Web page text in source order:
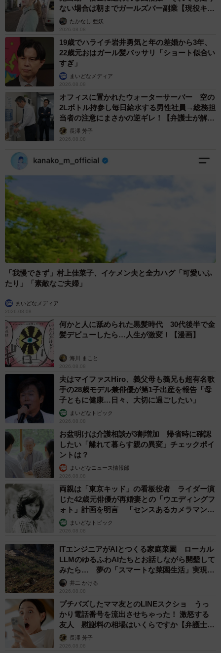
添い寝しながら、チラッと飼い主さんを見る横綱ちゃん（画像提供：よ
ない場合は朝までガールズバー副業【現役キャ
ストに取材】
たかなし 亜妖
2026.08.08
19歳でハライチ岩井勇気と年の差婚から3年、
22歳元おはガール髪バッサリ「ショート似合い
すぎ」
まいどなメディア
2026.08.08
オフィスに置かれたウォーターサーバー 空の
2Lボトル持参し毎日給水する男性社員→総務担
当者の注意にまさかの逆ギレ！【弁護士が解
説】長澤 芳子
2026.08.08
「我慢できず」村上佳菜子、イケメン夫と全力ハグ「可愛いふ
たり」「素敵なご夫婦」
まいどなメディア
2026.08.08
何かと人に舐められた黒髪時代 30代後半で金
髪デビューしたら…人生が激変！【漫画】
海川 まこと
2026.08.08
夫はマイファスHiro、義父母も義兄も超有名歌
手の28歳モデル兼俳優が第1子出産を報告「母
子ともに健康…日々、大切に過ごしたい」
まいどなトピック
2026.08.08
お盆明けは介護相談が3割増加 帰省時に確認
したい「離れて暮らす親の異変」チェックポイ
ントは？
まいどなニュース情報部
2026.08.08
両親は「東京キッド」の看板役者 ライダー演
じた42歳元俳優が再婚妻との「ウエディングフ
ォト」計画を明言 「センスあるカメラマン求
む」まいどなトピック
2026.08.08
ITエンジニアがAIとつくる家庭菜園 ローカル
LLMのゆるふわAIたちとお話しながら開墾して
みたら… 夢の「スマートな菜園生活」実現な
るか井二 かける
2026.08.08
プチバズしたママ友とのLINEスクショ うっ
かり電話番号を流出させちゃった！ 激怒する
友人 慰謝料の相場はいくらですか【弁護士が
解説】長澤 芳子
2026.08.08